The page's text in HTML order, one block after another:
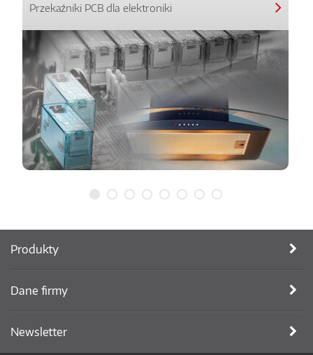
Przekaźniki PCB dla elektroniki
Produkty
Dane firmy
Newsletter